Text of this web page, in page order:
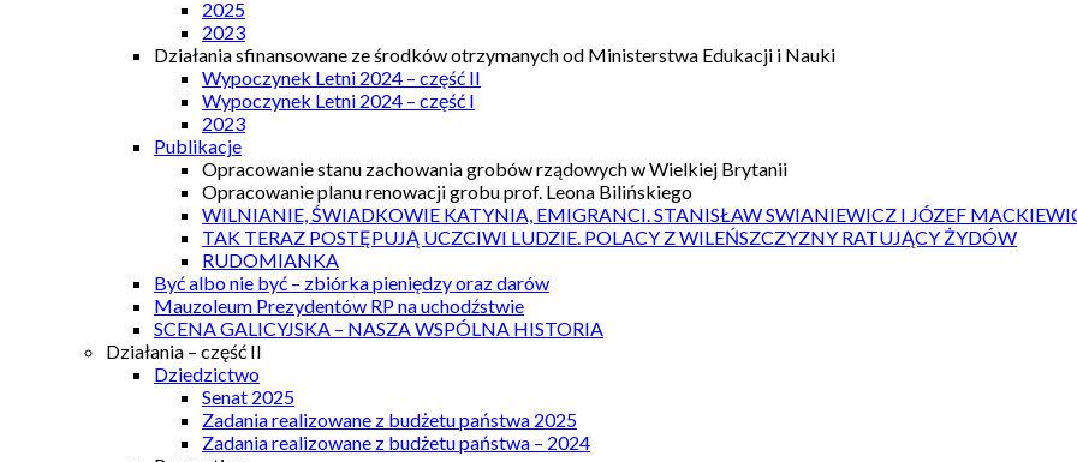
2025
2023
Działania sfinansowane ze środków otrzymanych od Ministerstwa Edukacji i Nauki
Wypoczynek Letni 2024 – część II
Wypoczynek Letni 2024 – część I
2023
Publikacje
Opracowanie stanu zachowania grobów rządowych w Wielkiej Brytanii
Opracowanie planu renowacji grobu prof. Leona Bilińskiego
WILNIANIE, ŚWIADKOWIE KATYNIA, EMIGRANCI. STANISŁAW SWIANIEWICZ I JÓZEF
TAK TERAZ POSTĘPUJĄ UCZCIWI LUDZIE. POLACY Z WILEŃSZCZYZNY RATUJĄCY ŻYDÓW
RUDOMIANKA
Być albo nie być – zbiórka pieniędzy oraz darów
Mauzoleum Prezydentów RP na uchodźstwie
SCENA GALICYJSKA – NASZA WSPÓLNA HISTORIA
Działania – część II
Dziedzictwo
Senat 2025
Zadania realizowane z budżetu państwa 2025
Zadania realizowane z budżetu państwa – 2024